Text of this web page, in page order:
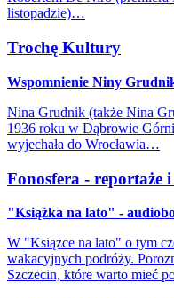
listopadzie)…
Trochę Kultury
Wspomnienie Niny
Nina Grudnik (także Nina
1936 roku w Dąbrowie
wyjechała do Wrocławia…
Fonosfera - reportaże i
"Książka na lato" -
W "Książce na lato" o tym
wakacyjnych podróży.
Szczecin, które warto mieć